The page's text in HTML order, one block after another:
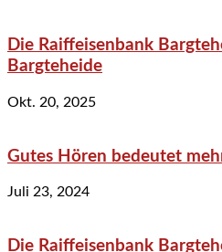
Die Raiffeisenbank
Bargteheide
Okt. 20, 2025
Gutes Hören bedeutet
Juli 23, 2024
Die Raiffeisenbank